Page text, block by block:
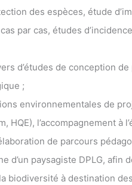
des espèces, étude
par cas, études
d’études de conception
;
environnementales de
l’accompagnement à
de parcours
d’un paysagiste DPLG, afin
biodiversité à destination